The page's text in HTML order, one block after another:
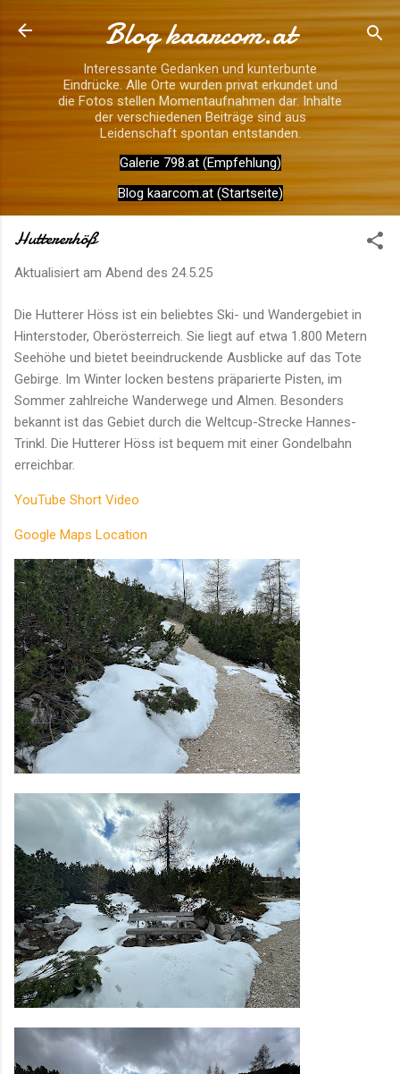
Direkt zum Hauptbereich
Blog kaarcom.at
Interessante Gedanken und kunterbunte
Eindrücke. Alle Orte wurden privat erkundet und
die Fotos stellen Momentaufnahmen dar. Inhalte
der verschiedenen Beiträge sind aus
Leidenschaft spontan entstanden.
Galerie 798.at (Empfehlung)
Blog kaarcom.at (Startseite)
Huttererhöß
Aktualisiert am Abend des 24.5.25
Die Hutterer Höss ist ein beliebtes Ski- und Wandergebiet in
Hinterstoder, Oberösterreich. Sie liegt auf etwa 1.800 Metern
Seehöhe und bietet beeindruckende Ausblicke auf das Tote
Gebirge. Im Winter locken bestens präparierte Pisten, im
Sommer zahlreiche Wanderwege und Almen. Besonders
bekannt ist das Gebiet durch die Weltcup-Strecke Hannes-
Trinkl. Die Hutterer Höss ist bequem mit einer Gondelbahn
erreichbar.
YouTube Short Video
Google Maps Location